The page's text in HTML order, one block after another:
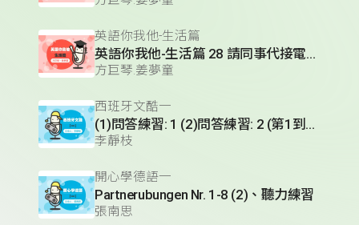
英語你我他-生活篇
英語你我他-生活篇 28 請同事代接電話(1)
方巨琴.姜夢童
西班牙文酷一
(1)問答練習: 1 (2)問答練習: 2 (第1到3題) (3)實用短句單元 (Hablando en plata)- 火車篇 (II)
李靜枝
開心學德語一
Partnerubungen Nr. 1-8 (2)、聽力練習
張南思